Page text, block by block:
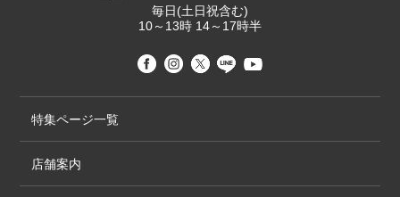
毎日(土日祝含む)
10～13時 14～17時半
特集ページ一覧
店舗案内